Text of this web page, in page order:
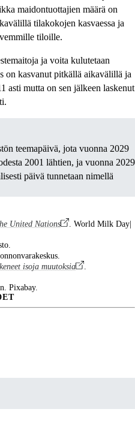
maidontuottajien määrä on
tilakokojen kasvaessa ja
tiloille.
ja voita kulutetaan
on kasvanut pitkällä aikavälillä ja
asti mutta on sen jälkeen laskenut
teemapäivä, jota vuonna 2029
2001 lähtien, ja vuonna 2029
päivä tunnetaan nimellä
United Nations
. World Milk Day|
isoja muutoksia
.
Pixabay.